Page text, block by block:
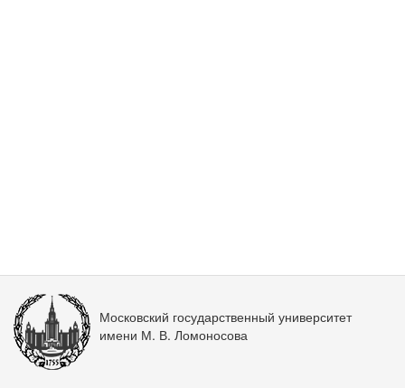
Московский государственный университет
имени М. В. Ломоносова